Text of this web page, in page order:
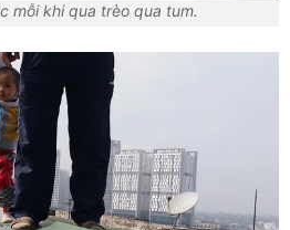
mỗi khi qua trèo qua tum.